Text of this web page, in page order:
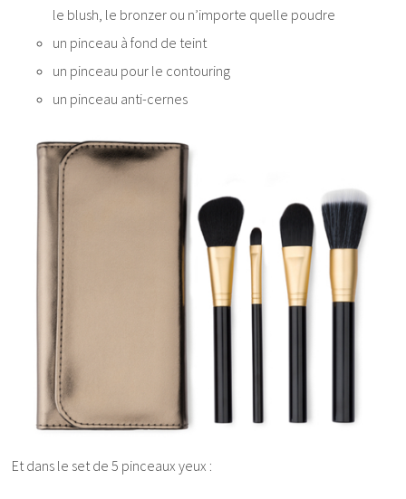
le blush, le bronzer ou n’importe quelle poudre
un pinceau à fond de teint
un pinceau pour le contouring
un pinceau anti-cernes
Et dans le set de 5 pinceaux yeux :